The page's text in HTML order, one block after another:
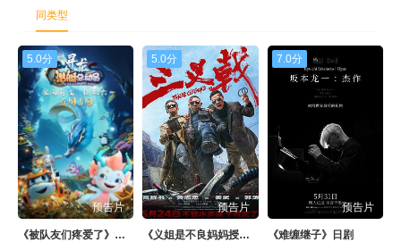
第85集 第86集 第87集
第88集 第89集 第90集
第91集 第92集 第93集
第94集 第95集 第96集
第97集 第98集 第99集
同类型
5.0分
预告片
《被队友们疼爱了》日韩剧
5.0分
预告片
《义姐是不良妈妈授乳中》日剧
7.0分
预告片
《难缠继子》日剧